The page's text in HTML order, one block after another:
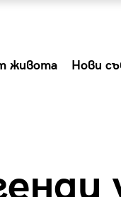
живота Нови